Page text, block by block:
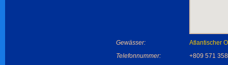
Gewässer:
Atlantischer
Telefonnummer:
+809 571